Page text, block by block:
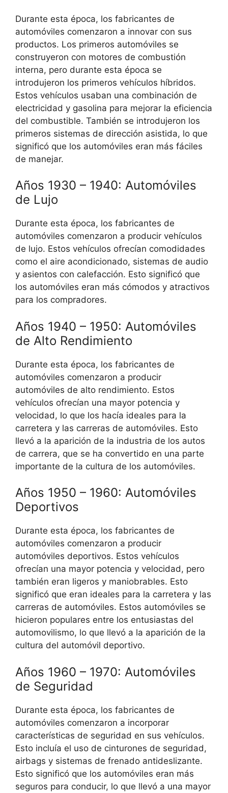
Durante esta época, los fabricantes de
automóviles comenzaron a innovar con sus
productos. Los primeros automóviles se
construyeron con motores de combustión
interna, pero durante esta época se
introdujeron los primeros vehículos híbridos.
Estos vehículos usaban una combinación de
electricidad y gasolina para mejorar la eficiencia
del combustible. También se introdujeron los
primeros sistemas de dirección asistida, lo que
significó que los automóviles eran más fáciles
de manejar.
Años 1930 – 1940: Automóviles
de Lujo
Durante esta época, los fabricantes de
automóviles comenzaron a producir vehículos
de lujo. Estos vehículos ofrecían comodidades
como el aire acondicionado, sistemas de audio
y asientos con calefacción. Esto significó que
los automóviles eran más cómodos y atractivos
para los compradores.
Años 1940 – 1950: Automóviles
de Alto Rendimiento
Durante esta época, los fabricantes de
automóviles comenzaron a producir
automóviles de alto rendimiento. Estos
vehículos ofrecían una mayor potencia y
velocidad, lo que los hacía ideales para la
carretera y las carreras de automóviles. Esto
llevó a la aparición de la industria de los autos
de carrera, que se ha convertido en una parte
importante de la cultura de los automóviles.
Años 1950 – 1960: Automóviles
Deportivos
Durante esta época, los fabricantes de
automóviles comenzaron a producir
automóviles deportivos. Estos vehículos
ofrecían una mayor potencia y velocidad, pero
también eran ligeros y maniobrables. Esto
significó que eran ideales para la carretera y las
carreras de automóviles. Estos automóviles se
hicieron populares entre los entusiastas del
automovilismo, lo que llevó a la aparición de la
cultura del automóvil deportivo.
Años 1960 – 1970: Automóviles
de Seguridad
Durante esta época, los fabricantes de
automóviles comenzaron a incorporar
características de seguridad en sus vehículos.
Esto incluía el uso de cinturones de seguridad,
airbags y sistemas de frenado antideslizante.
Esto significó que los automóviles eran más
seguros para conducir, lo que llevó a una mayor